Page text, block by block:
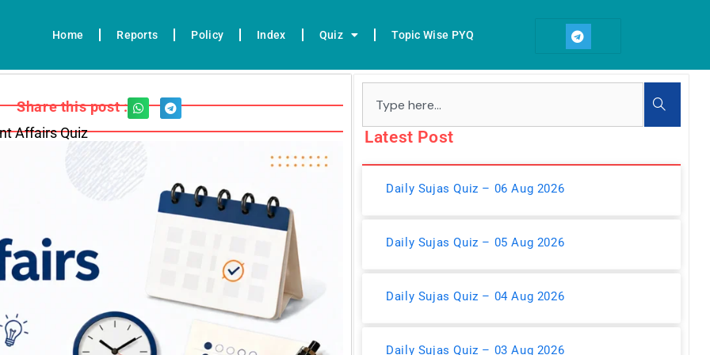
Home Reports Policy Index Quiz Topic Wise PYQ
T
e
l
g
r
Share this post :
Affairs Quiz
Latest Post
Daily Sujas Quiz – 06 Aug 2026
Daily Sujas Quiz – 05 Aug 2026
Daily Sujas Quiz – 04 Aug 2026
Daily Sujas Quiz – 03 Aug 2026